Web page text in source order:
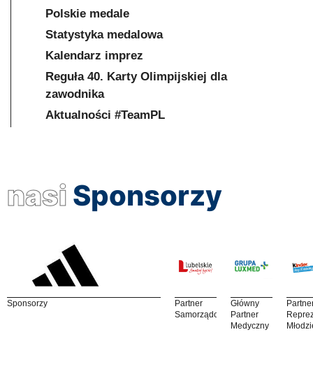
Polskie medale
Statystyka medalowa
Kalendarz imprez
Reguła 40. Karty Olimpijskiej dla
zawodnika
Aktualności #TeamPL
nasi Sponsorzy
Sponsorzy
Partner
Samorządowy
Główny
Partner
Medyczny